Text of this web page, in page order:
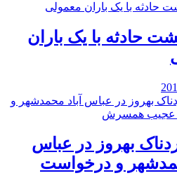
حادثه با یک باران
بهروز در عباس
و درخواست